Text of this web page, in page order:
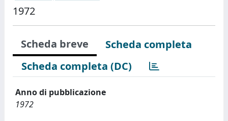
1972
Scheda breve
Scheda completa
Scheda completa (DC)
Anno di pubblicazione
1972